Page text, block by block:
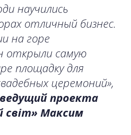
научились
отличный бизнес.
на горе
самую
площадку для
церемоний»,
ведущий проекта
світ» Максим